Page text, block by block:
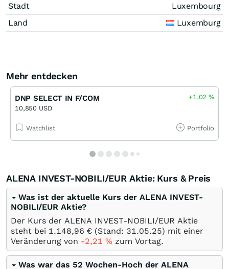
Stadt
Luxembourg
Land
Luxemburg
Mehr entdecken
DNP SELECT IN F/COM
10,850 USD
+1,02%
Watchlist Portfolio
ALENA INVEST-NOBILI/EUR Aktie: Kurs & Preis
Was ist der aktuelle Kurs der ALENA INVEST-
NOBILI/EUR Aktie?
Der Kurs der ALENA INVEST-NOBILI/EUR Aktie
steht bei 1.148,96 € (Stand: 31.05.25) mit einer
Veränderung von -2,21 % zum Vortag.
Was war das 52 Wochen-Hoch der ALENA